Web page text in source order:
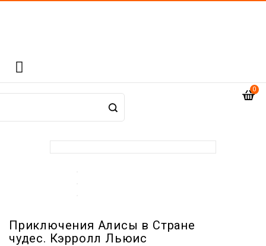

0
Приключения Алисы в Стране
чудес. Кэрролл Льюис